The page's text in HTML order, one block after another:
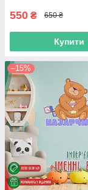
550 ₴ 650 ₴
Купити
–15%